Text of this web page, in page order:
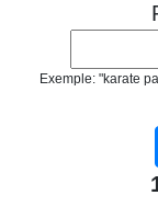
Exemple: "karate